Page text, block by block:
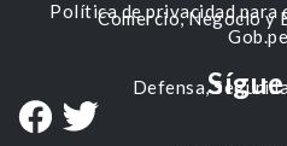
Comercio, Negocio y
Defensa,
Política de privacidad para
Gob.pe